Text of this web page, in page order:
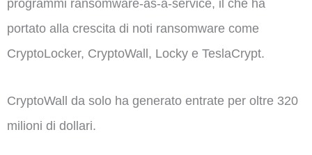
programmi ransomware-as-a-service, il che ha
portato alla crescita di noti ransomware come
CryptoLocker, CryptoWall, Locky e TeslaCrypt.
CryptoWall da solo ha generato entrate per oltre 320
milioni di dollari.